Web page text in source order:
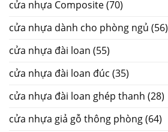
cửa nhựa Composite(70)
cửa nhựa dành cho phòng ngủ (56)
cửa nhựa đài loan (55)
cửa nhựa đài loan đúc (35)
cửa nhựa đài loan ghép thanh (28)
cửa nhựa giả gỗ thông phòng(64)